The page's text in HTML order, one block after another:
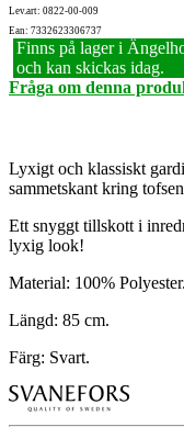
Lev.art: 0822-00-009
Ean: 7332623306737
Finns på lager i
och kan skickas idag.
Fråga om denna
Lyxigt och klassiskt
sammetskant kring
Ett snyggt tillskott i
lyxig look!
Material: 100% Polyester.
Längd: 85 cm.
Färg: Svart.